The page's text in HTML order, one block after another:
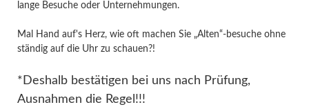
lange Besuche oder Unternehmungen.
Mal Hand auf's Herz, wie oft machen Sie „Alten“-besuche ohne
ständig auf die Uhr zu schauen?!
*Deshalb bestätigen bei uns nach Prüfung,
Ausnahmen die Regel!!!